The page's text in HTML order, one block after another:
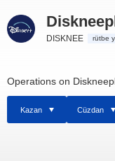
DISKNEE rütbe
Operations on
Kazan Cüzdan